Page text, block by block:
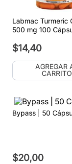
Labmac Turmeric
500 mg 100
$14,40
AGREGAR
CARRITO
Bypass | 50
$20,00